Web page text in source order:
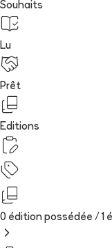
Souhaits
Lu
Prêt
Editions
0 édition possédée / 1